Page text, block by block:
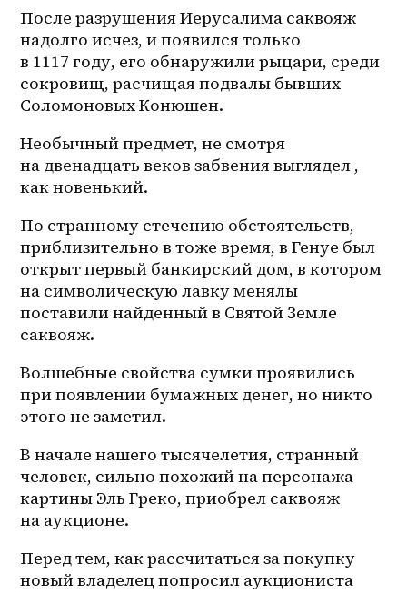
После разрушения Иерусалима саквояж
надолго исчез, и появился только
в 1117 году, его обнаружили рыцари, среди
сокровищ, расчищая подвалы бывших
Соломоновых Конюшен.
Необычный предмет, не смотря
на двенадцать веков забвения выглядел ,
как новенький.
По странному стечению обстоятельств,
приблизительно в тоже время, в Генуе был
открыт первый банкирский дом, в котором
на символическую лавку менялы
поставили найденный в Святой Земле
саквояж.
Волшебные свойства сумки проявились
при появлении бумажных денег, но никто
этого не заметил.
В начале нашего тысячелетия, странный
человек, сильно похожий на персонажа
картины Эль Греко, приобрел саквояж
на аукционе.
Перед тем, как рассчитаться за покупку
новый владелец попросил аукциониста